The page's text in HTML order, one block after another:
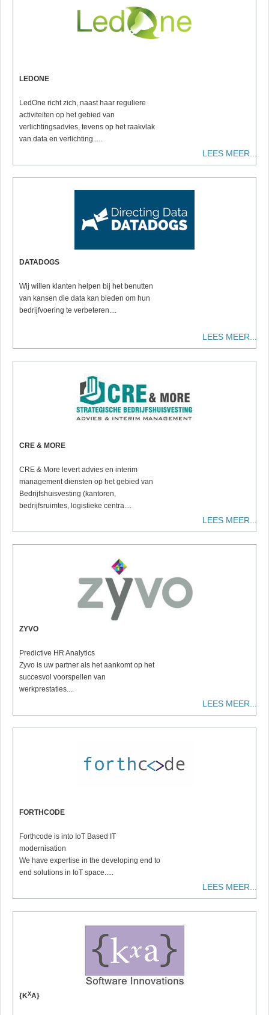
LEDONE
LedOne richt zich, naast haar reguliere
activiteiten op het gebied van
verlichtingsadvies, tevens op het raakvlak
van data en verlichting.....
LEES MEER...
DATADOGS
Wij willen klanten helpen bij het benutten
van kansen die data kan bieden om hun
bedrijfvoering te verbeteren....
LEES MEER...
CRE & MORE
CRE & More levert advies en interim
management diensten op het gebied van
Bedrijfshuisvesting (kantoren,
bedrijfsruimtes, logistieke centra....
LEES MEER...
ZYVO
Predictive HR Analytics
Zyvo is uw partner als het aankomt op het
succesvol voorspellen van
werkprestaties....
LEES MEER...
FORTHCODE
Forthcode is into IoT Based IT
modernisation
We have expertise in the developing end to
end solutions in IoT space.....
LEES MEER...
{KXA}